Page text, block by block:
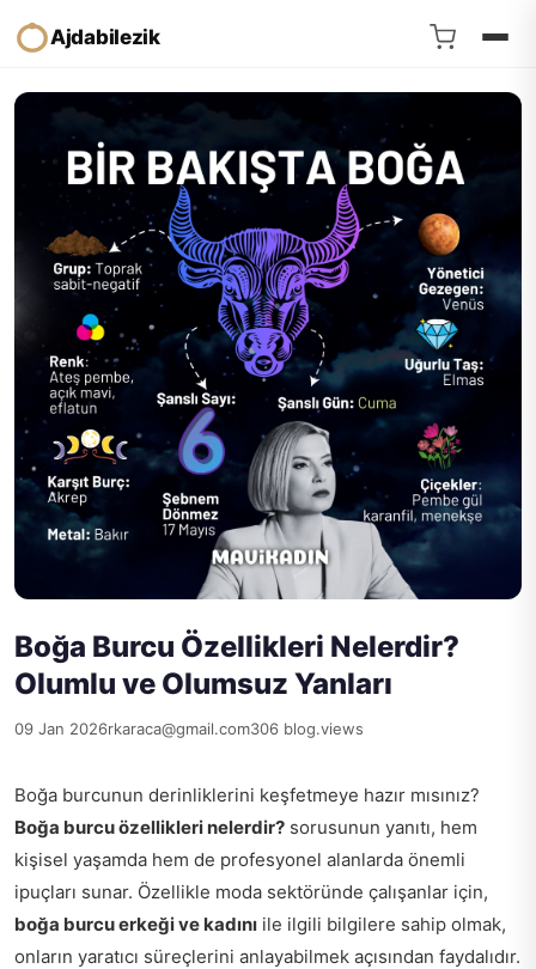
Ajdabilezik
Boğa Burcu Özellikleri Nelerdir?
Olumlu ve Olumsuz Yanları
09 Jan 2026rkaraca@gmail.com306 blog.views
Boğa burcunun derinliklerini keşfetmeye hazır mısınız?
Boğa burcu özellikleri nelerdir? sorusunun yanıtı, hem
kişisel yaşamda hem de profesyonel alanlarda önemli
ipuçları sunar. Özellikle moda sektöründe çalışanlar için,
boğa burcu erkeği ve kadını ile ilgili bilgilere sahip olmak,
onların yaratıcı süreçlerini anlayabilmek açısından faydalıdır.